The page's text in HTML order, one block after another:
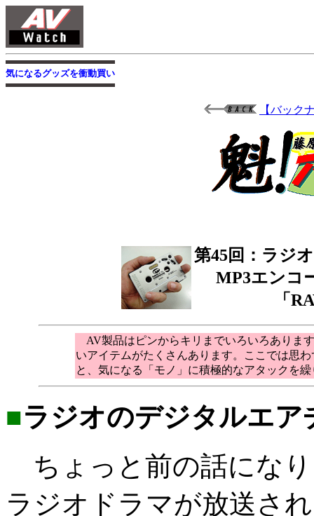
気になるグッズを衝動買い
【バック
第45回：ラジ
MP3エンコ
「
AV製品はピンからキリまでいろいろありま
いアイテムがたくさんあります。ここでは思
と、気になる「モノ」に積極的なアタックを
■ラジオのデジタルエ
ちょっと前の話にな
ラジオドラマが放送さ